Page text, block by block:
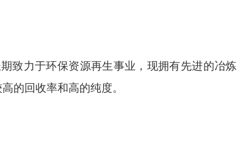
致力于环保资源再生事业，现拥有先进的冶
的回收率和高的纯度。